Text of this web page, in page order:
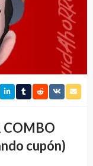
COMBO
cupón)